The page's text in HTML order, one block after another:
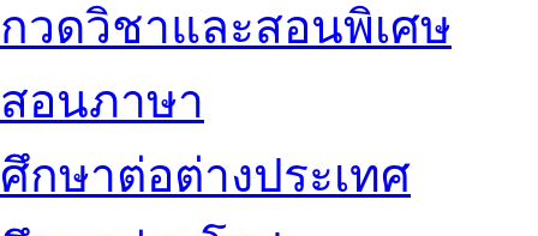
กวดวิชาและสอนพิเศษ
สอนภาษา
ศึกษาต่อต่างประเทศ